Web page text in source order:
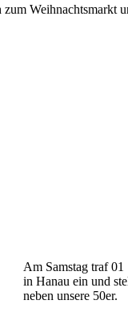
Weihnachtsmarkt
Am Samstag traf
in Hanau ein und
neben unsere 50er.